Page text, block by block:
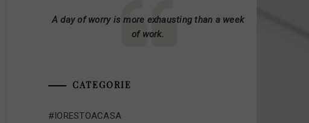
A day of worry is more exhausting than a week
of work.
CATEGORIE
#IORESTOACASA